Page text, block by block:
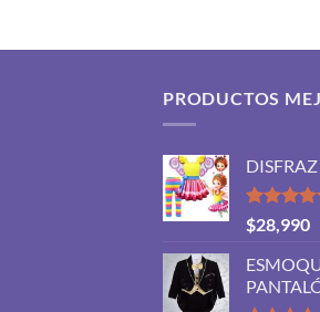
PRODUCTOS
Valorado
con
de 5
$28,990